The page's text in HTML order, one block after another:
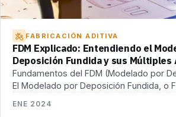
FABRICACIÓN ADITIVA
FDM Explicado: Entendiendo el
Deposición Fundida y sus Múltiples
Fundamentos del FDM (Modelado por
El Modelado por Deposición Fundida, o
ENE 2024